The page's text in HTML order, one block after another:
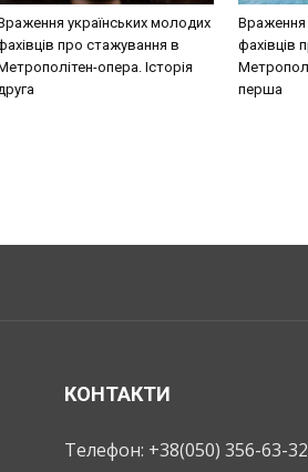
українських молодих
про стажування в
опера. Історія
Враження
фахівців
перша
КОНТАКТИ
Телефон: +38(050) 356-63-32